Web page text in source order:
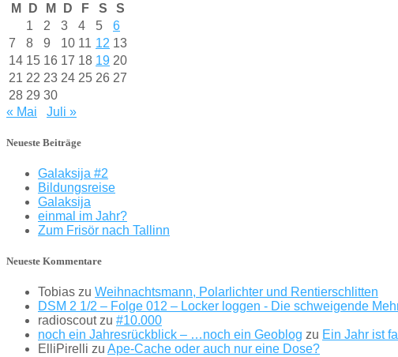
M
D M D F S
S
1
2 3 4 5
6
7
8 9 10 11 12 13
14 15 16 17 18 19 20
21 22 23 24 25 26 27
28 29 30
« Mai
Juli »
Neueste Beiträge
Galaksija #2
Bildungsreise
Galaksija
einmal im Jahr?
Zum Frisör nach Tallinn
Neueste Kommentare
Tobias zu Weihnachtsmann, Polarlichter und Rentierschlitten
DSM 2 1/2 – Folge 012 – Locker loggen - Die schweigende
radioscoutzu #10.000
noch ein Jahresrückblick – …noch ein Geoblog zu Ein Jahr ist
ElliPirelli zu Ape-Cache oder auch nur eine Dose?